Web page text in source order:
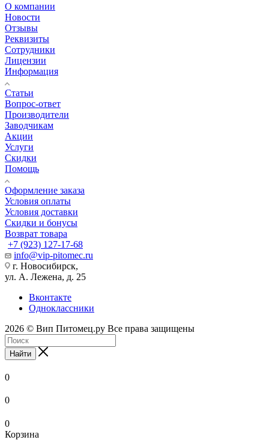
О компании
Новости
Отзывы
Реквизиты
Сотрудники
Лицензии
Информация
Статьи
Вопрос-ответ
Производители
Заводчикам
Акции
Услуги
Скидки
Помощь
Оформление заказа
Условия оплаты
Условия доставки
Скидки и бонусы
Возврат товара
+7 (923) 127-17-68
info@vip-pitomec.ru
г. Новосибирск,
ул. А. Лежена, д. 25
Вконтакте
Одноклассники
2026 © Вип Питомец.ру Все права защищены
Найти
0
0
0
Корзина